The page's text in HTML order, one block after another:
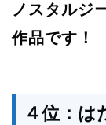
ノスタルジ
作品です！
４位：は